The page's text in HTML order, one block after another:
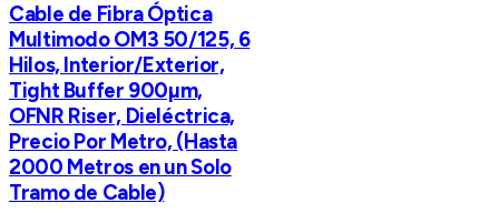
Cable de Fibra Óptica
Multimodo OM3 50/125, 6
Hilos, Interior/Exterior,
Tight Buffer 900µm,
OFNR Riser, Dieléctrica,
Precio Por Metro, (Hasta
2000 Metros en un Solo
Tramo de Cable)